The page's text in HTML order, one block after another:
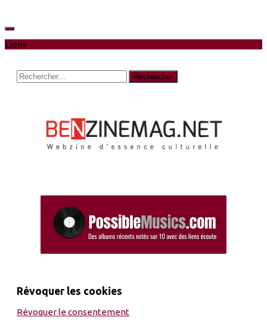
Liens
Rechercher :
Révoquer les cookies
Révoquer le consentement